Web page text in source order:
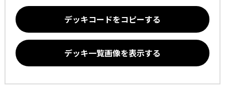
デッキコードをコピーする
デッキ一覧画像を表示する